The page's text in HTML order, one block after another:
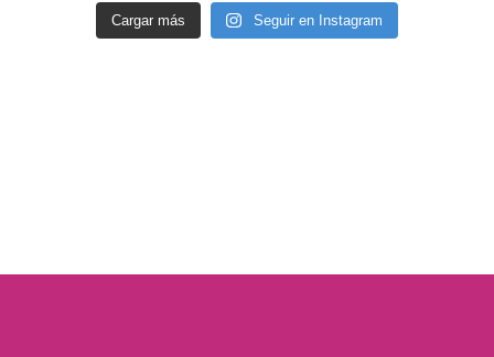
Cargar más Seguir en Instagram